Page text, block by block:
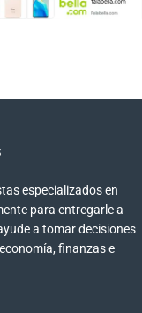
especializados en
para entregarle a
a tomar decisiones
finanzas e